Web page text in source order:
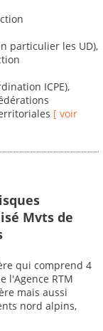
particulier les UD),
ICPE),
[ voir
Mvts de
qui comprend 4
l'Agence RTM
mais aussi
nord alpins,